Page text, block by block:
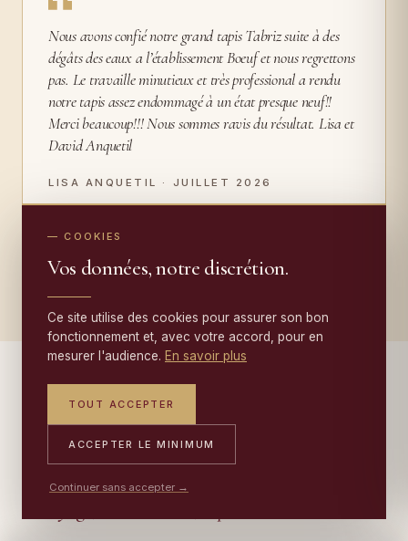
Nous avons confié notre grand tapis Tabriz suite à des
dégâts des eaux a l’établissement Boeuf et nous regrettons
pas. Le travaille minutieux et très professional a rendu
notre tapis assez endommagé à un état presque neuf!!
Merci beaucoup!!! Nous sommes ravis du résultat. Lisa et
David Anquetil
LISA ANQUETIL · JUILLET 2026
LIRE TOUS LES TÉMOIGNAGES →
— AU-DELÀ DE LA RESTAURATION
Au-delà de la restauration :
— COOKIES
Vos données, notre discrétion.
Ce site utilise des cookies pour assurer son bon
fonctionnement et, avec votre accord, pour en
mesurer l'audience. En savoir plus
TOUT ACCEPTER
ACCEPTER LE MINIMUM
Continuer sans accepter →